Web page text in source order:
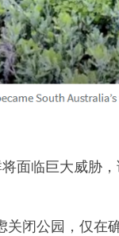
面临巨大威胁
关闭公园，仅在